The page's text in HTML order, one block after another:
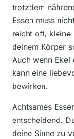
trotzdem
Essen muss
reicht oft, kleine
deinem Körper
Auch wenn
kann eine
bewirken.
Achtsames
entscheidend.
deine Sinne zu